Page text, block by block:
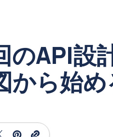
のAPI設
から始